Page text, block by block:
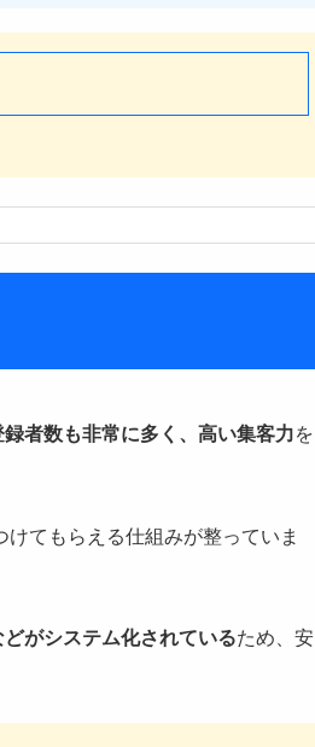
者数も非常に多く、高い集客力を
てもらえる仕組みが整っていま
がシステム化されているため、安